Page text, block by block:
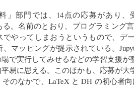
」部門では、14点の応募があり
。名前のとおり、プログラミング
でやってしまおうというもので、デ
マッピングが提示されている。
で実行してみせるなどの学習支援
易に思える。このほかも、応募が
のなかで、LaTeX と DH の初心者